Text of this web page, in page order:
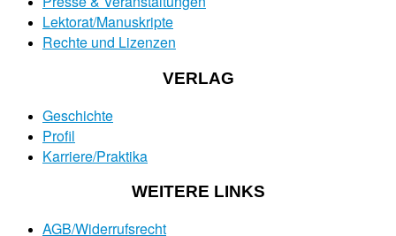
Lektorat/Manuskripte
Rechte und Lizenzen
VERLAG
Geschichte
Profil
Karriere/Praktika
WEITERE LINKS
AGB/Widerrufsrecht